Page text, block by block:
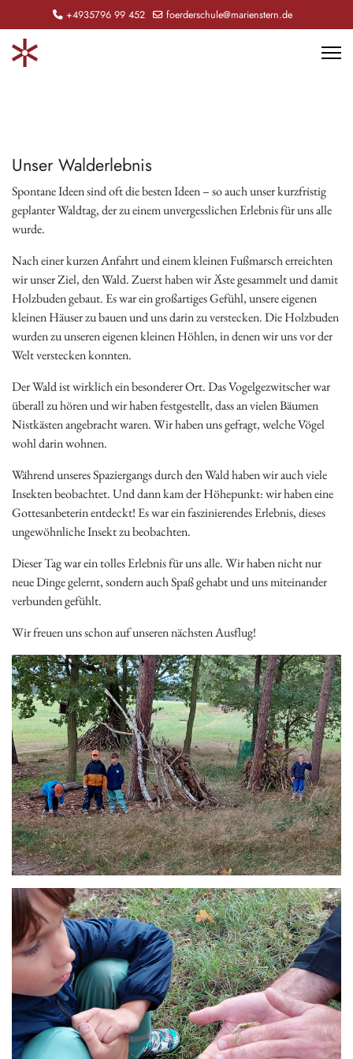
+4935796 99 452 foerderschule@marienstern.de
Unser Walderlebnis
Spontane Ideen sind oft die besten Ideen – so auch unser kurzfristig
geplanter Waldtag, der zu einem unvergesslichen Erlebnis für uns alle
wurde.
Nach einer kurzen Anfahrt und einem kleinen Fußmarsch erreichten
wir unser Ziel, den Wald. Zuerst haben wir Äste gesammelt und damit
Holzbuden gebaut. Es war ein großartiges Gefühl, unsere eigenen
kleinen Häuser zu bauen und uns darin zu verstecken. Die Holzbuden
wurden zu unseren eigenen kleinen Höhlen, in denen wir uns vor der
Welt verstecken konnten.
Der Wald ist wirklich ein besonderer Ort. Das Vogelgezwitscher war
überall zu hören und wir haben festgestellt, dass an vielen Bäumen
Nistkästen angebracht waren. Wir haben uns gefragt, welche Vögel
wohl darin wohnen.
Während unseres Spaziergangs durch den Wald haben wir auch viele
Insekten beobachtet. Und dann kam der Höhepunkt: wir haben eine
Gottesanbeterin entdeckt! Es war ein faszinierendes Erlebnis, dieses
ungewöhnliche Insekt zu beobachten.
Dieser Tag war ein tolles Erlebnis für uns alle. Wir haben nicht nur
neue Dinge gelernt, sondern auch Spaß gehabt und uns miteinander
verbunden gefühlt.
Wir freuen uns schon auf unseren nächsten Ausflug!